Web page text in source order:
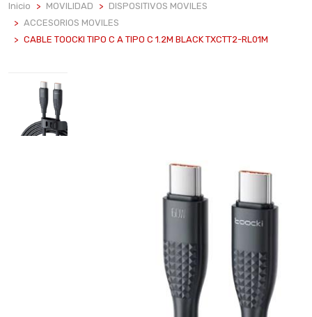
Inicio MOVILIDAD
DISPOSITIVOS MOVILES
ACCESORIOS MOVILES
CABLE TOOCKI TIPO C A TIPO C 1.2M BLACK TXCTT2-RL01M